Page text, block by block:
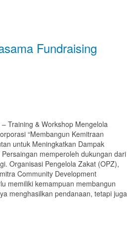
Fundraising
Training & Workshop Mengelola
“Membangun Kemitraan
untuk Meningkatkan Dampak
memperoleh dukungan dari
Organisasi Pengelola Zakat (OPZ),
Community Development
memiliki kemampuan membangun
menghasilkan pendanaan, tetapi juga